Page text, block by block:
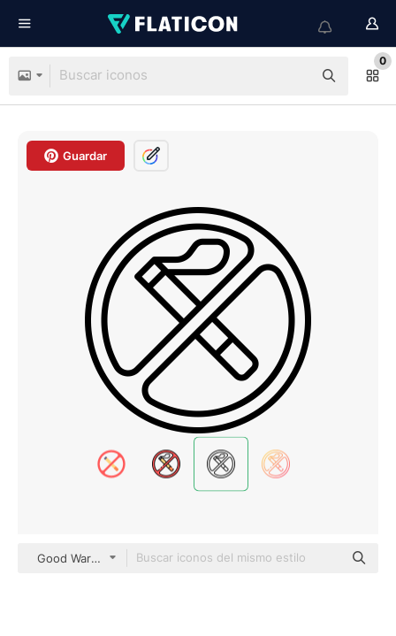
0
Guardar
Good Ware Lineal